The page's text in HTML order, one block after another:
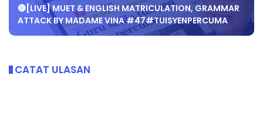
🔴[LIVE] MUET & ENGLISH MATRICULATION, GRAMMAR
ATTACK BY MADAME VINA #47#TUISYENPERCUMA
CATAT ULASAN